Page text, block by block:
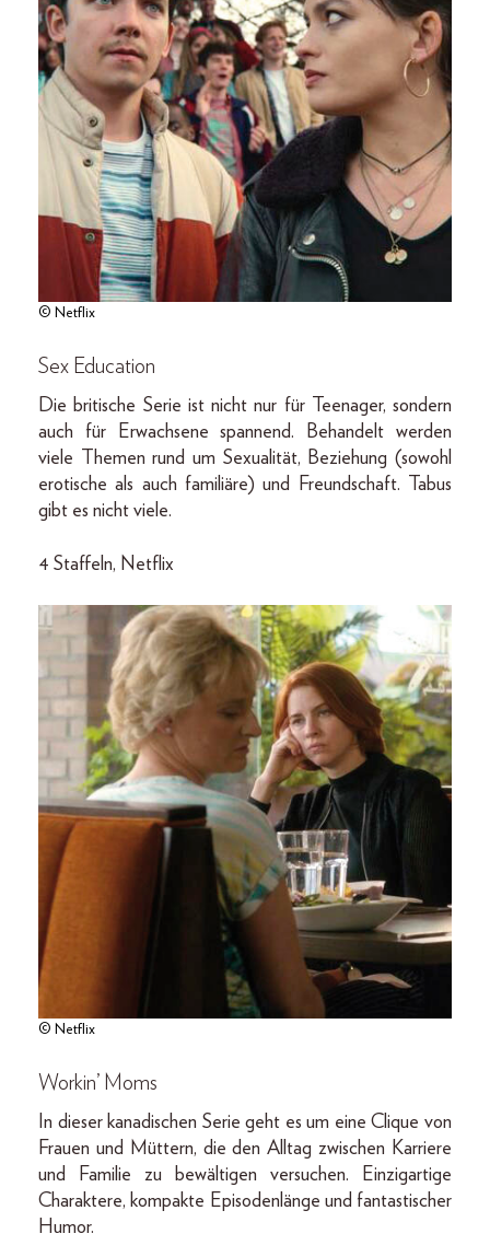
© Netflix
Sex Education
Die britische Serie ist nicht nur für Teenager, sondern
auch für Erwachsene spannend. Behandelt werden
viele Themen rund um Sexualität, Beziehung (sowohl
erotische als auch familiäre) und Freundschaft. Tabus
gibt es nicht viele.
4 Staffeln, Netflix
© Netflix
Workin’ Moms
In dieser kanadischen Serie geht es um eine Clique von
Frauen und Müttern, die den Alltag zwischen Karriere
und Familie zu bewältigen versuchen. Einzigartige
Charaktere, kompakte Episodenlänge und fantastischer
Humor.